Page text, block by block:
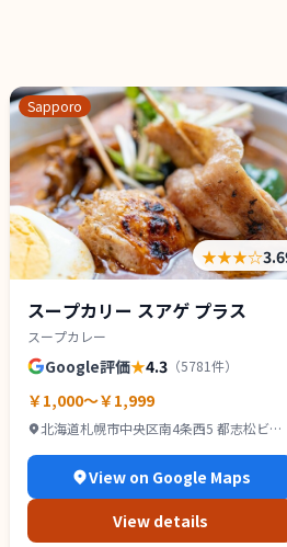
Sapporo
★★★☆
スープカリー スアゲ プラス
スープカレー
Google評価★4.3 （5781件）
￥1,000～￥1,999
北海道札幌市中央区南4条西5 都志松ビル
View on Google Maps
View details